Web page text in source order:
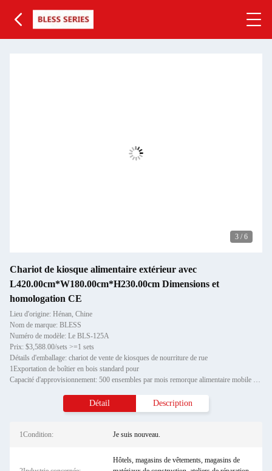
3 / 6
Chariot de kiosque alimentaire extérieur avec
L420.00cm*W180.00cm*H230.00cm Dimensions et
homologation CE
Lieu d'origine: Hénan, Chine
Nom de marque: BLESS
Numéro de modèle: Le BLS-125A
Prix: $3,588.00/sets >=1 sets
Détails d'emballage: chariot de vente de kiosques de nourriture de rue
1Exportation de boîtier en bois standard pour
Capacité d'approvisionnement: 500 ensembles par mois remorque alimentaire mobile pour cuisine
Détail Description
1Condition: Je suis nouveau.
Hôtels, magasins de vêtements, magasins de